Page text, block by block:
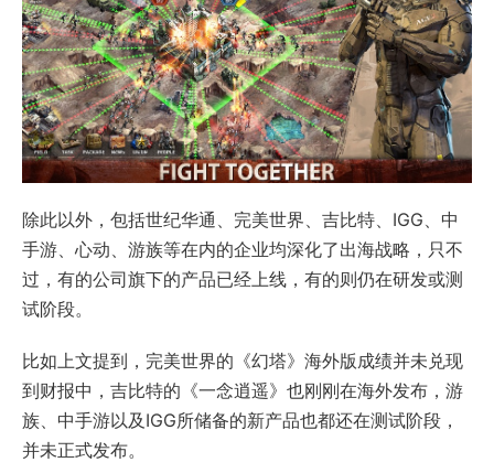
除此以外，包括世纪华通、完美世界、吉比特、IGG、中
手游、心动、游族等在内的企业均深化了出海战略，只不
过，有的公司旗下的产品已经上线，有的则仍在研发或测
试阶段。
比如上文提到，完美世界的《幻塔》海外版成绩并未兑现
到财报中，吉比特的《一念逍遥》也刚刚在海外发布，游
族、中手游以及IGG所储备的新产品也都还在测试阶段，
并未正式发布。